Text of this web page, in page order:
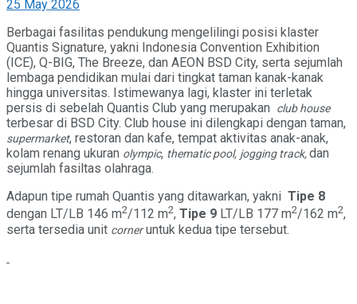
25 May 2026
Berbagai fasilitas pendukung mengelilingi posisi klaster
Quantis Signature, yakni Indonesia Convention Exhibition
(ICE), Q-BIG, The Breeze, dan AEON BSD City, serta sejumlah
lembaga pendidikan mulai dari tingkat taman kanak-kanak
hingga universitas. Istimewanya lagi, klaster ini terletak
persis di sebelah Quantis Club yang merupakan
club house
terbesar di BSD City. Club house ini dilengkapi dengan taman,
supermarket, restoran dan kafe, tempat aktivitas anak-anak,
kolam renang ukuran olympic, thematic pool, jogging track,dan
sejumlah fasiltas olahraga.
Adapun tipe rumah Quantis yang ditawarkan, yakni Tipe 8
dengan LT/LB 146 m2/112 m2, Tipe 9 LT/LB 177 m2/162 m2,
serta tersedia unit corneruntuk kedua tipe tersebut.